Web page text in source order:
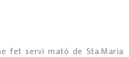
fet servi mató de Sta.Maria